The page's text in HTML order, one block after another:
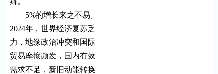
5%的增长来之不易。
2024年，世界经济复苏乏
力，地缘政治冲突和国际
贸易摩擦频发，国内有效
需求不足，新旧动能转换